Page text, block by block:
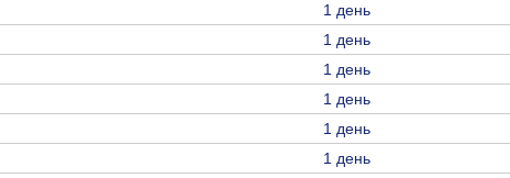
1 день
1 день
1 день
1 день
1 день
1 день